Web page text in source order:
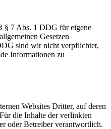
§ 7 Abs. 1 DDG für eigene
Gesetzen
sind wir nicht verpflichtet,
Informationen zu
Websites Dritter, auf deren
die Inhalte der verlinkten
oder Betreiber verantwortlich.